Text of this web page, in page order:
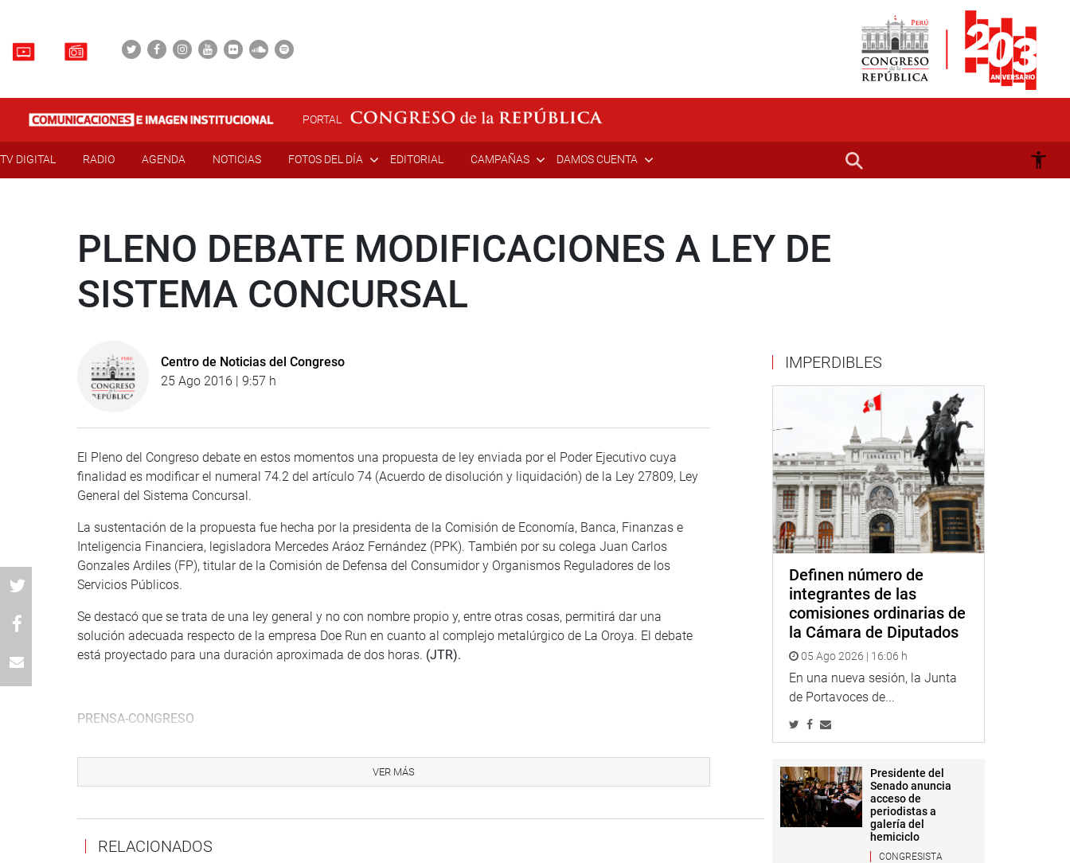
PORTAL
TV DIGITAL RADIO AGENDA NOTICIAS FOTOS DEL DÍA EDITORIAL CAMPAÑAS DAMOS CUENTA
PLENO DEBATE MODIFICACIONES A LEY DE
SISTEMA CONCURSAL
Centro de Noticias del Congreso
25 Ago 2016 | 9:57 h
El Pleno del Congreso debate en estos momentos una propuesta de ley enviada por el Poder Ejecutivo cuya
finalidad es modificar el numeral 74.2 del artículo 74 (Acuerdo de disolución y liquidación) de la Ley 27809, Ley
General del Sistema Concursal.
La sustentación de la propuesta fue hecha por la presidenta de la Comisión de Economía, Banca, Finanzas e
Inteligencia Financiera, legisladora Mercedes Aráoz Fernández (PPK). También por su colega Juan Carlos
Gonzales Ardiles (FP), titular de la Comisión de Defensa del Consumidor y Organismos Reguladores de los
Servicios Públicos.
Se destacó que se trata de una ley general y no con nombre propio y, entre otras cosas, permitirá dar una
solución adecuada respecto de la empresa Doe Run en cuanto al complejo metalúrgico de La Oroya. El debate
está proyectado para una duración aproximada de dos horas. (JTR).
PRENSA-CONGRESO
Enseguida transmitiremos la ampliación de esta noticia.
Facebook:https://www.facebook.com/congresoperu
VER MÁS
RELACIONADOS
IMPERDIBLES
Definen número de
integrantes de las
comisiones ordinarias de
la Cámara de Diputados
05 Ago 2026 | 16:06 h
En una nueva sesión, la Junta
de Portavoces de...
Presidente del
Senado anuncia
acceso de
periodistas a
galería del
hemiciclo
CONGRESISTA